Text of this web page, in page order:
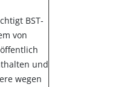
BST-
von
und
wegen